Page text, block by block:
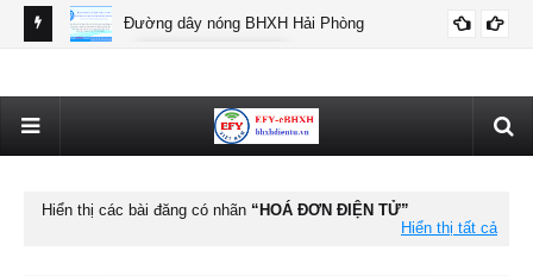
Đường dây nóng BHXH Hải Phòng
Hiển thị các bài đăng có nhãn
HOÁ ĐƠN ĐIỆN TỬ
Hiển thị tất cả